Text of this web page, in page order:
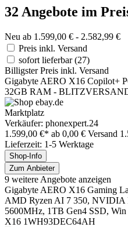
32 Angebote im
Neu ab 1.599,00 € - 2.582,99 €
Preis inkl. Versand
sofort lieferbar(27)
Billigster Preis inkl. Versand
Gigabyte AERO X16 Copilot+
32GB RAM -
Marktplatz
Verkäufer: phonexpert.24
1.599,00 €* ab 0,00 € Versand
Lieferzeit: 1-5 Werktage
Shop-Info
Zum Anbieter
9 weitere Angebote anzeigen
Gigabyte AERO X16 Gaming
AMD Ryzen AI 7 350, NVIDIA
5600MHz, 1TB Gen4 SSD,
X16 1WH93DEC64AH